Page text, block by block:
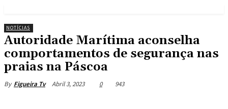
NOTÍCIAS
Autoridade Marítima aconselha
comportamentos de segurança nas
praias na Páscoa
By Figueira Tv Abril 3, 2023 0 943